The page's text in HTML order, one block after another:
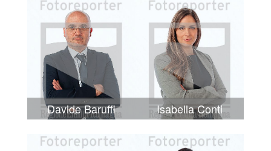
Davide Baruffi Isabella Conti